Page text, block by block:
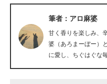
マーケ×ITの今がよく分かる
ITエンジニア向け専門サイト
企業向けIT製品の総合サイト
筆者：アロ麻婆
甘く香りを楽しみ、
婆（あろまーぼー）
に愛し、ちぐはぐな